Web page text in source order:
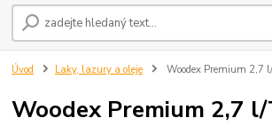
Úvod Laky, lazury a oleje Woodex Premium 2,7
Woodex Premium 2,7